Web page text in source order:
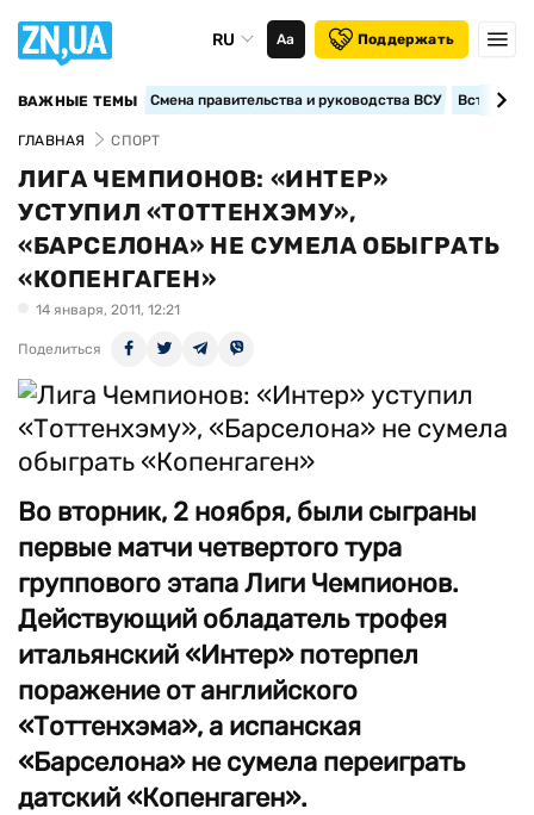
RU Аа Поддержать
ВАЖНЫЕ ТЕМЫ Смена правительства и руководства ВСУ
ГЛАВНАЯ СПОРТ
ЛИГА ЧЕМПИОНОВ: «ИНТЕР»
УСТУПИЛ «ТОТТЕНХЭМУ»,
«БАРСЕЛОНА» НЕ СУМЕЛА ОБЫГРАТЬ
«КОПЕНГАГЕН»
14 января, 2011, 12:21
Поделиться
Во вторник, 2 ноября, были сыграны
первые матчи четвертого тура
группового этапа Лиги Чемпионов.
Действующий обладатель трофея
итальянский «Интер» потерпел
поражение от английского
«Тоттенхэма», а испанская
«Барселона» не сумела переиграть
датский «Копенгаген».